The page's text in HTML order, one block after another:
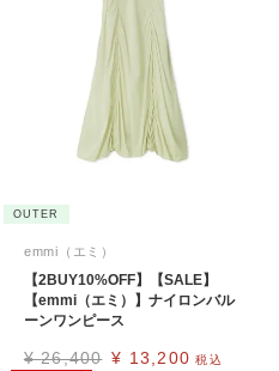
OUTER
emmi（エミ）
【2BUY10%OFF】【SALE】
【emmi（エミ）】ナイロンバル
ーンワンピース
¥ 26,400 ¥ 13,200 税込